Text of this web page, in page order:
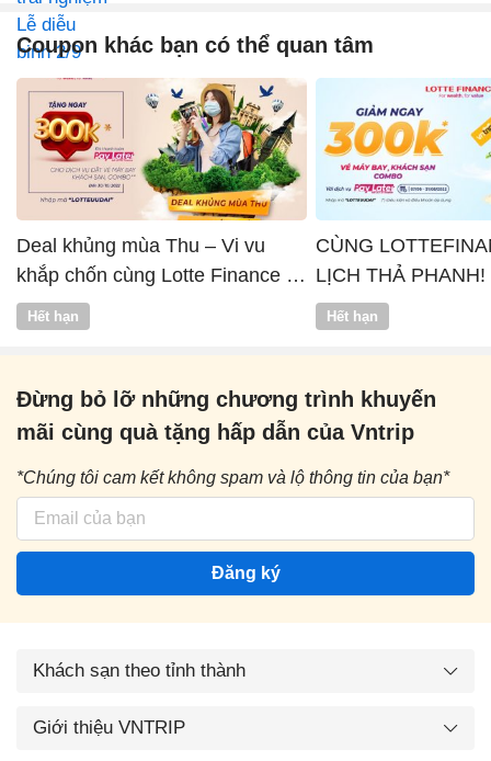
Coupon khác bạn có thể quan tâm
Deal khủng mùa Thu – Vi vu
khắp chốn cùng Lotte Finance x
Vntrip
Hết hạn
CÙNG
LỊCH THẢ PHANH!
Hết hạn
Đừng bỏ lỡ những chương trình khuyến
mãi cùng quà tặng hấp dẫn của Vntrip
*Chúng tôi cam kết không spam và lộ thông tin của bạn*
Đăng ký
Khách sạn theo tỉnh thành
Giới thiệu VNTRIP